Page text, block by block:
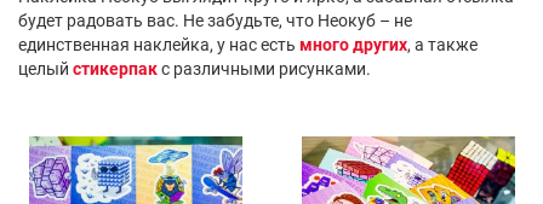
будет радовать вас. Не забудьте, что Неокуб – не
единственная наклейка, у нас есть много других, а также
целый стикерпакс различными рисунками.